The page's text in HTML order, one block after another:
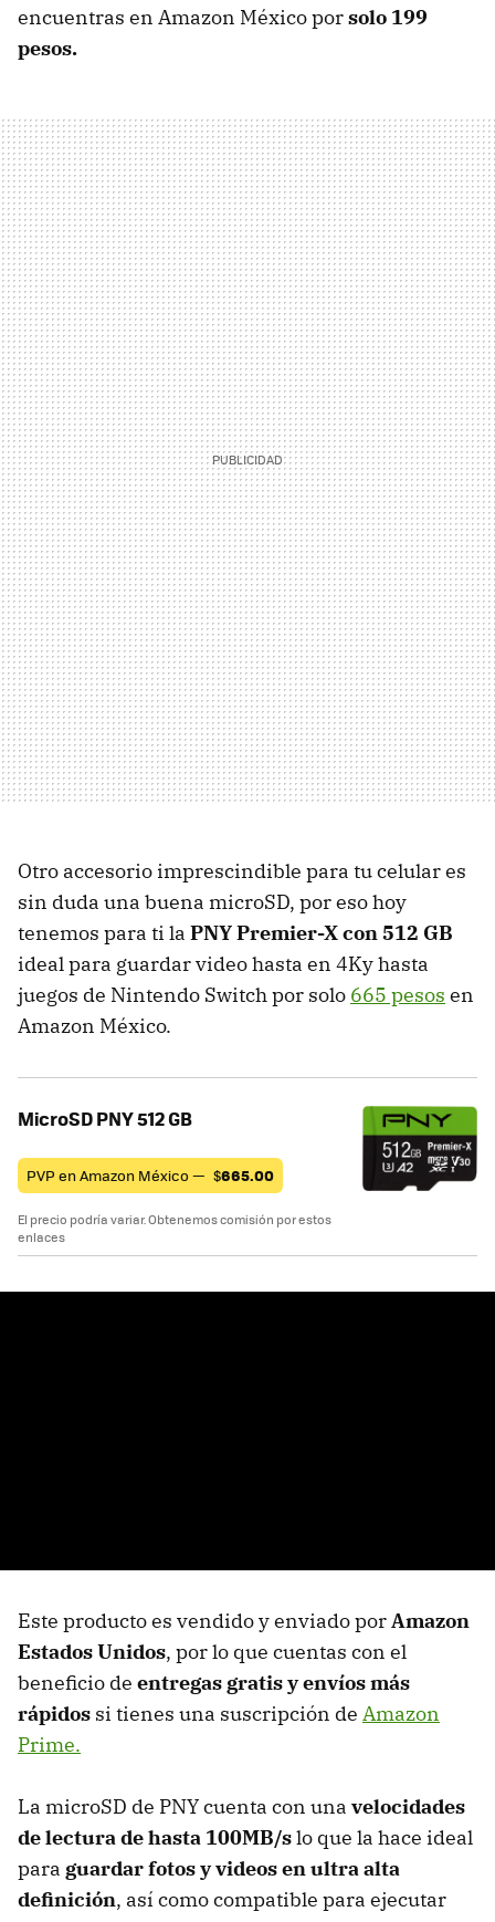
encuentras en Amazon México porsolo 199
pesos.
Otro accesorio imprescindible para tu celular es
sin duda una buena microSD, por eso hoy
tenemos para ti la PNY Premier-X con 512 GB
ideal para guardar video hasta en 4Ky hasta
juegos de Nintendo Switch por solo 665 pesos en
Amazon México.
MicroSD PNY 512 GB
PVP en Amazon México — $665.00
El precio podría variar. Obtenemos comisión por estos
enlaces
Este producto es vendido y enviado porAmazon
Estados Unidos, por lo que cuentas con el
beneficio de entregas gratis y envíos más
rápidos si tienes una suscripción de Amazon
Prime.
La microSD de PNY cuenta con una velocidades
de lectura de hasta 100MB/slo que la hace ideal
para guardar fotos y videos en ultra alta
definición, así como compatible para ejecutar